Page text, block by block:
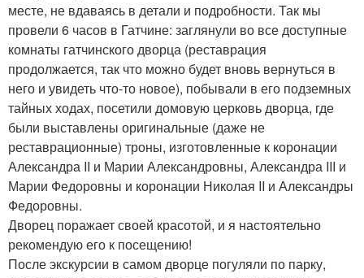
месте, не вдаваясь в детали и подробности. Так мы
провели 6 часов в Гатчине: заглянули во все доступные
комнаты гатчинского дворца (реставрация
продолжается, так что можно будет вновь вернуться в
него и увидеть что-то новое), побывали в его подземных
тайных ходах, посетили домовую церковь дворца, где
были выставлены оригинальные (даже не
реставрационные) троны, изготовленные к коронации
Александра II и Марии Александровны, Александра III и
Марии Федоровны и коронации Николая II и Александры
Федоровны.
Дворец поражает своей красотой, и я настоятельно
рекомендую его к посещению!
После экскурсии в самом дворце погуляли по парку,